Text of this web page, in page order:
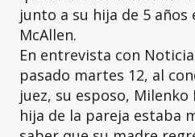
junto a su hija de 5
McAllen.
En entrevista con
pasado martes 12, al
juez, su esposo,
hija de la pareja estaba